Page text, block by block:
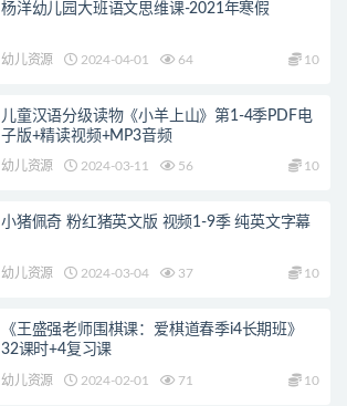
杨洋幼儿园大班语文思维课-2021年寒假
幼儿资源 2024-04-01 64 10
儿童汉语分级读物《小羊上山》第1-4季PDF电
子版+精读视频+MP3音频
幼儿资源 2024-03-11 56 10
小猪佩奇 粉红猪英文版 视频1-9季 纯英文字幕
幼儿资源 2024-03-04 37 10
《王盛强老师围棋课：爱棋道春季i4长期班》
32课时+4复习课
幼儿资源 2024-02-01 71 10